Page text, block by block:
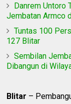
Danrem Untoro
Jembatan Armco
Tuntas 100
127 Blitar
Sembilan
Dibangun di
Blitar –